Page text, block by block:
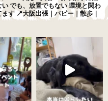
いでも、放置でもない環境と関わ
ます 📍大阪出張｜パピー｜散歩｜